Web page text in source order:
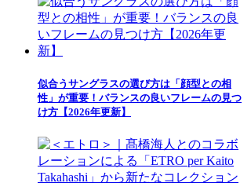
似合うサングラスの選び方は「顔型との相
性」が重要！バランスの良いフレームの見つ
け方【2026年更新】